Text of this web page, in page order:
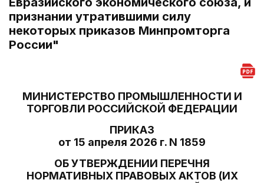
признании утратившими силу
некоторых приказов Минпромторга
России"
МИНИСТЕРСТВО ПРОМЫШЛЕННОСТИ И
ТОРГОВЛИ РОССИЙСКОЙ ФЕДЕРАЦИИ
ПРИКАЗ
от 15 апреля 2026 г. N 1859
ОБ УТВЕРЖДЕНИИ ПЕРЕЧНЯ
НОРМАТИВНЫХ ПРАВОВЫХ АКТОВ (ИХ